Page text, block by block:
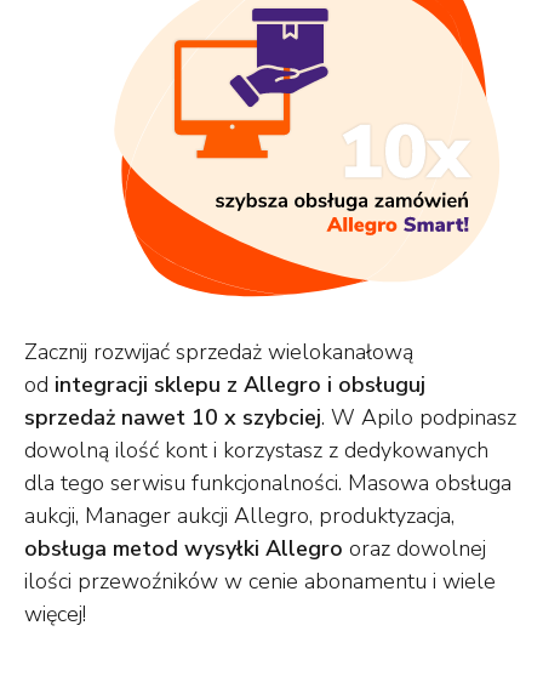
Zacznij rozwijać sprzedaż wielokanałową
od integracji sklepu z Allegro i obsługuj
sprzedaż nawet 10 x szybciej. W Apilo podpinasz
dowolną ilość kont i korzystasz z dedykowanych
dla tego serwisu funkcjonalności. Masowa obsługa
aukcji, Manager aukcji Allegro, produktyzacja,
obsługa metod wysyłki Allegro oraz dowolnej
ilości przewoźników w cenie abonamentu i wiele
więcej!